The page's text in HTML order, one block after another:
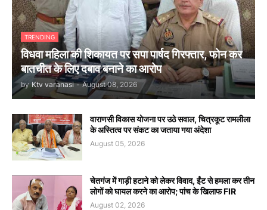
TRENDING
विधवा महिला की शिकायत पर सपा पार्षद गिरफ्तार, फोन कर
बातचीत के लिए दबाव बनाने का आरोप
by Ktv varanasi - August 08, 2026
वाराणसी विकास योजना पर उठे सवाल, चित्रकूट रामलीला
के अस्तित्व पर संकट का जताया गया अंदेशा
August 05, 2026
चेतगंज में गाड़ी हटाने को लेकर विवाद, ईंट से हमला कर तीन
लोगों को घायल करने का आरोप; पांच के खिलाफ FIR
August 02, 2026